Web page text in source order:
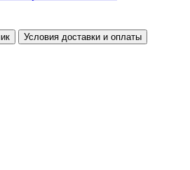
Условия доставки и оплаты